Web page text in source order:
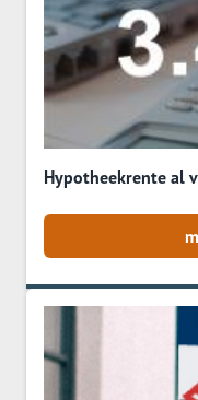
Hypotheekrente al